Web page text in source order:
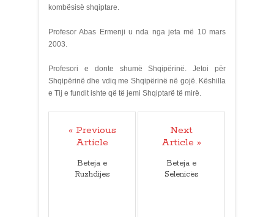
kombësisë shqiptare.
Profesor Abas Ermenji u nda nga jeta më 10 mars
2003.
Profesori e donte shumë Shqipërinë. Jetoi për
Shqipërinë dhe vdiq me Shqipërinë në gojë. Këshilla
e Tij e fundit ishte që të jemi Shqiptarë të mirë.
« Previous
Article
Beteja e
Ruzhdijes
Next
Article »
Beteja e
Selenicës